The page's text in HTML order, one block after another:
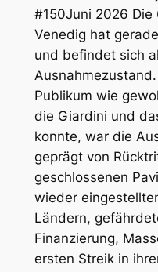
#150Juni 2026 Die
Venedig hat
und befindet sich
Publikum wie
die Giardini und
konnte, war die
geprägt von
geschlossenen
wieder
Ländern,
Finanzierung,
ersten Streik in